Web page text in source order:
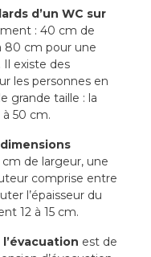
d’un WC sur
: 40 cm de
80 cm pour une
existe des
les personnes en
grande taille : la
50 cm.
de largeur, une
comprise entre
l’épaisseur du
12 à 15 cm.
est de